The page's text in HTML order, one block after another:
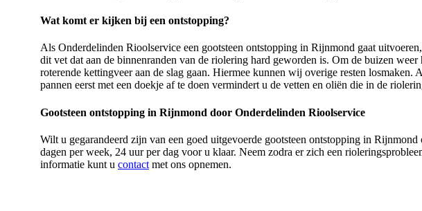
Wat komt er kijken bij een ontstopping?
Als Onderdelinden Rioolservice een gootsteen ontstopping in Rijnmond gaat
dit vet dat aan de binnenranden van de riolering hard geworden is. Om de buizen
roterende kettingveer aan de slag gaan. Hiermee kunnen wij overige resten
pannen eerst met een doekje af te doen vermindert u de vetten en oliën die in de
Gootsteen ontstopping in Rijnmond door Onderdelinden Rioolservice
Wilt u gegarandeerd zijn van een goed uitgevoerde gootsteen ontstopping in
dagen per week, 24 uur per dag voor u klaar. Neem zodra er zich een
informatie kunt u contact met ons opnemen.